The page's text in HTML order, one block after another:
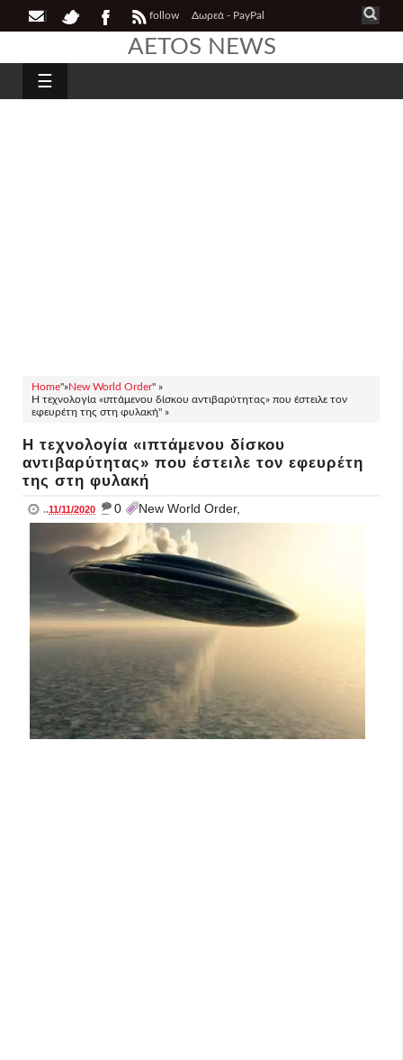
follow Δωρεά - PayPal
AETOS NEWS
☰
Home"»New World Order" »
Η τεχνολογία «ιπτάμενου δίσκου αντιβαρύτητας» που έστειλε τον
εφευρέτη της στη φυλακή" »
Η τεχνολογία «ιπτάμενου δίσκου
αντιβαρύτητας» που έστειλε τον εφευρέτη
της στη φυλακή
..11/11/2020 _ 0 New World Order,